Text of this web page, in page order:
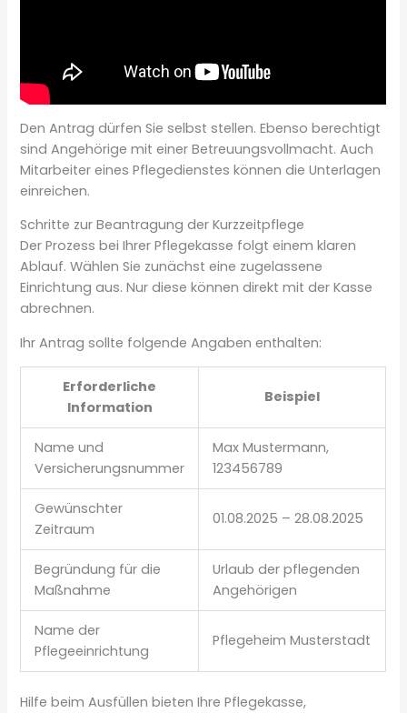
Den Antrag dürfen Sie selbst stellen. Ebenso berechtigt
sind Angehörige mit einer Betreuungsvollmacht. Auch
Mitarbeiter eines Pflegedienstes können die Unterlagen
einreichen.
Schritte zur Beantragung der Kurzzeitpflege
Der Prozess bei Ihrer Pflegekasse folgt einem klaren
Ablauf. Wählen Sie zunächst eine zugelassene
Einrichtung aus. Nur diese können direkt mit der Kasse
abrechnen.
Ihr Antrag sollte folgende Angaben enthalten:
Erforderliche
Information
Beispiel
Name und
Versicherungsnummer
Max Mustermann,
123456789
Gewünschter
Zeitraum
01.08.2025 – 28.08.2025
Begründung für die
Maßnahme
Urlaub der pflegenden
Angehörigen
Name der
Pflegeeinrichtung
Pflegeheim Musterstadt
Hilfe beim Ausfüllen bieten Ihre Pflegekasse,